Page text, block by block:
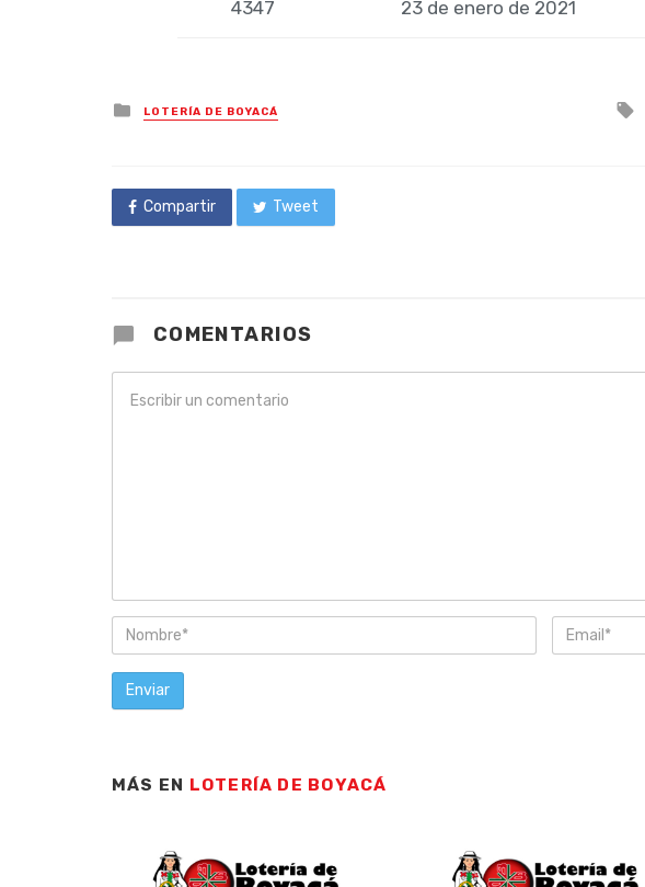
4347 23 de enero de 2021
Posted
in
LOTERÍA DE BOYACÁ
Compartir Tweet
COMENTARIOS
MÁS EN LOTERÍA DE BOYACÁ